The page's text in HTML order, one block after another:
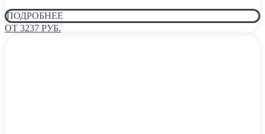
ПОДРОБНЕЕ
ОТ 3237 РУБ.